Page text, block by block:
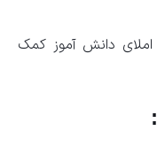
دانش آموز کمک